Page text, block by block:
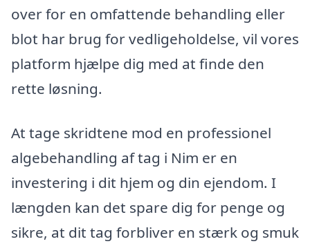
over for en omfattende behandling eller
blot har brug for vedligeholdelse, vil vores
platform hjælpe dig med at finde den
rette løsning.
At tage skridtene mod en professionel
algebehandling af tag i Nim er en
investering i dit hjem og din ejendom. I
længden kan det spare dig for penge og
sikre, at dit tag forbliver en stærk og smuk